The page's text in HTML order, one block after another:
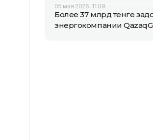
05 мая 2026, 11:09
Более 37 млрд тенге
энергокомпании